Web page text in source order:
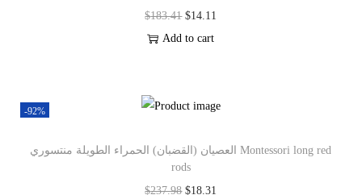
$183.41 $14.11
Add to cart
-92%
العصيان (القضبان) الحمراء الطويلة منتسوري Montessori long red
rods
$237.98 $18.31